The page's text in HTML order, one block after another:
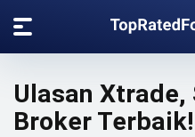
Ulasan Xtrade,
Broker Terbaik!